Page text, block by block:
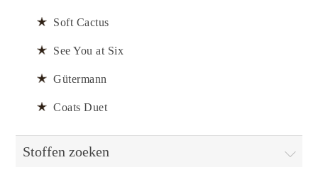
Soft Cactus
See You at Six
Gütermann
Coats Duet
Stoffen zoeken